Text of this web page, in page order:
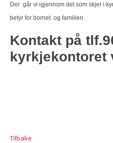
Der går vi igjennom det som skjer i
betyr for bornet og familien.
Kontakt på
kyrkjekontoret
Tilbake